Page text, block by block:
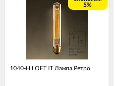
5%
1040-H LOFT IT Лампа Ретро